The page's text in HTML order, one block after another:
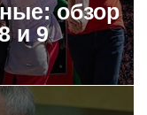
обзор
и 9